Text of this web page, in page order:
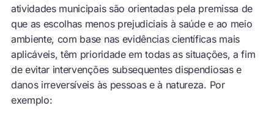
atividades municipais são orientadas pela premissa de
que as escolhas menos prejudiciais à saúde e ao meio
ambiente, com base nas evidências científicas mais
aplicáveis, têm prioridade em todas as situações, a fim
de evitar intervenções subsequentes dispendiosas e
danos irreversíveis às pessoas e à natureza. Por
exemplo: